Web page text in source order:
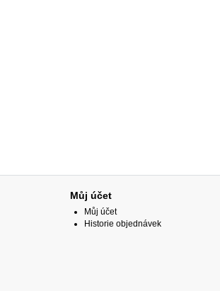
Můj účet
Můj účet
Historie objednávek